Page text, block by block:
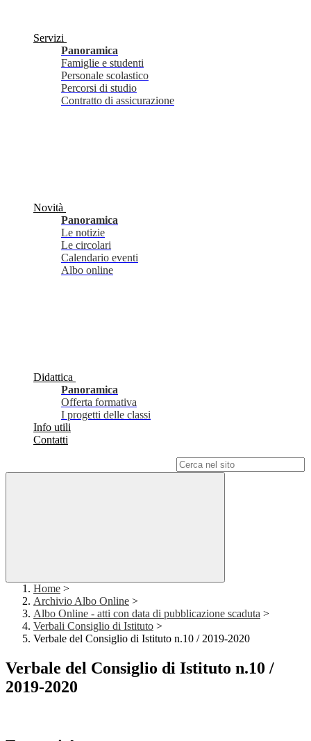
Servizi
Panoramica
Famiglie e studenti
Personale scolastico
Percorsi di studio
Contratto di assicurazione
Novità
Panoramica
Le notizie
Le circolari
Calendario eventi
Albo online
Didattica
Panoramica
Offerta formativa
I progetti delle classi
Info utili
Contatti
Home >
Archivio Albo Online >
Albo Online - atti con data di pubblicazione scaduta >
Verbali Consiglio di Istituto >
Verbale del Consiglio di Istituto n.10 / 2019-2020
Verbale del Consiglio di Istituto n.10 /
2019-2020